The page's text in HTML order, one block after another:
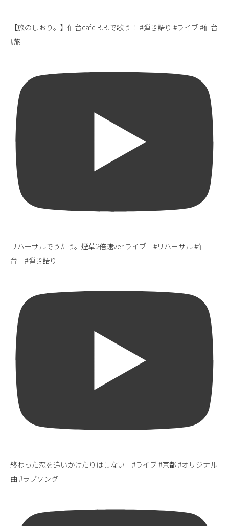
【旅のしおり。】仙台cafe B.B.で歌う！ #弾き語り #ライブ #仙台
#旅
リハーサルでうたう。煙草2倍速ver.ライブ #リハーサル #仙
台 #弾き語り
終わった恋を追いかけたりはしない #ライブ #京都 #オリジナル
曲 #ラブソング